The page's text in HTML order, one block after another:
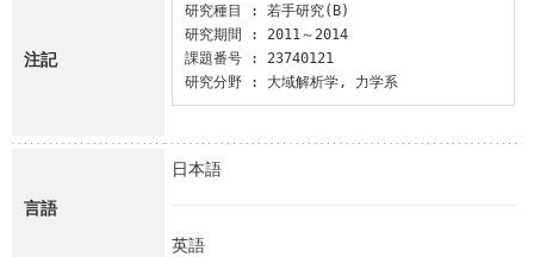
注記
研究種目 : 若手研究(B)
研究期間 : 2011～2014
課題番号 : 23740121
研究分野 : 大域解析学, 力学系
言語
日本語
英語